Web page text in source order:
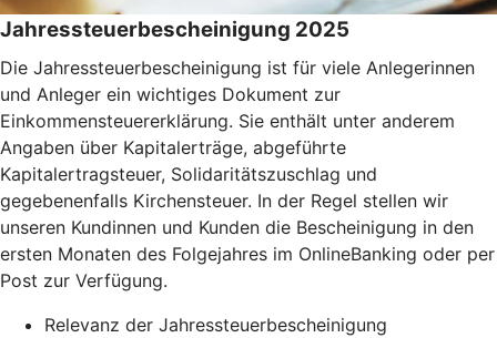
Jahressteuerbescheinigung 2025
Die Jahressteuerbescheinigung ist für viele Anlegerinnen
und Anleger ein wichtiges Dokument zur
Einkommensteuererklärung. Sie enthält unter anderem
Angaben über Kapitalerträge, abgeführte
Kapitalertragsteuer, Solidaritätszuschlag und
gegebenenfalls Kirchensteuer. In der Regel stellen wir
unseren Kundinnen und Kunden die Bescheinigung in den
ersten Monaten des Folgejahres im OnlineBanking oder per
Post zur Verfügung.
Relevanz der Jahressteuerbescheinigung